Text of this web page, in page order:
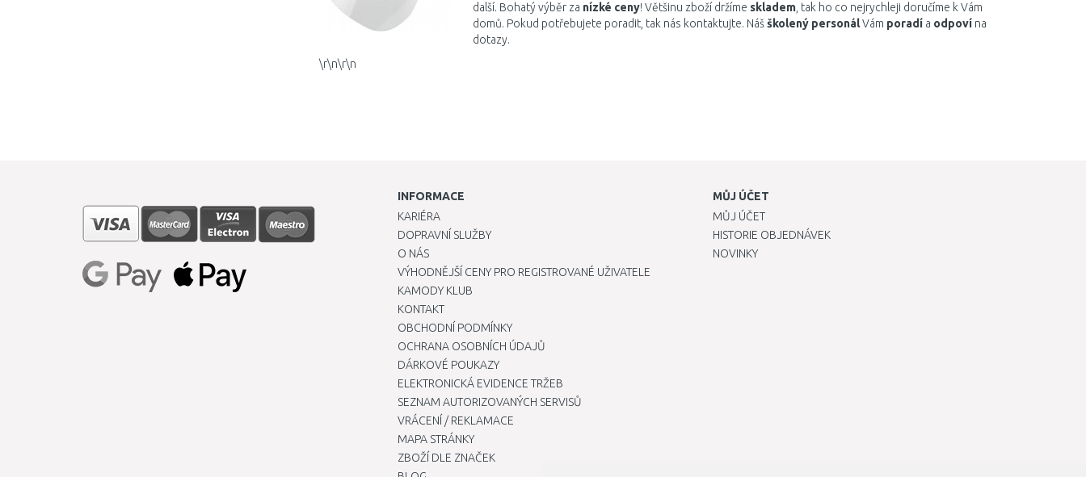
další. Bohatý výběr za nízké ceny! Většinu zboží držíme skladem, tak ho co nejrychleji doručíme k Vám
domů. Pokud potřebujete poradit, tak nás kontaktujte. Nášškolený personálVám poradía odpovína
dotazy.
\r\n\r\n
INFORMACE
KARIÉRA
DOPRAVNÍ SLUŽBY
O NÁS
VÝHODNĚJŠÍ CENY PRO REGISTROVANÉ UŽIVATELE
KAMODY KLUB
KONTAKT
OBCHODNÍ PODMÍNKY
OCHRANA OSOBNÍCH ÚDAJŮ
DÁRKOVÉ POUKAZY
ELEKTRONICKÁ EVIDENCE TRŽEB
SEZNAM AUTORIZOVANÝCH SERVISŮ
VRÁCENÍ / REKLAMACE
MAPA STRÁNKY
ZBOŽÍ DLE ZNAČEK
MŮJ ÚČET
MŮJ ÚČET
HISTORIE OBJEDNÁVEK
NOVINKY